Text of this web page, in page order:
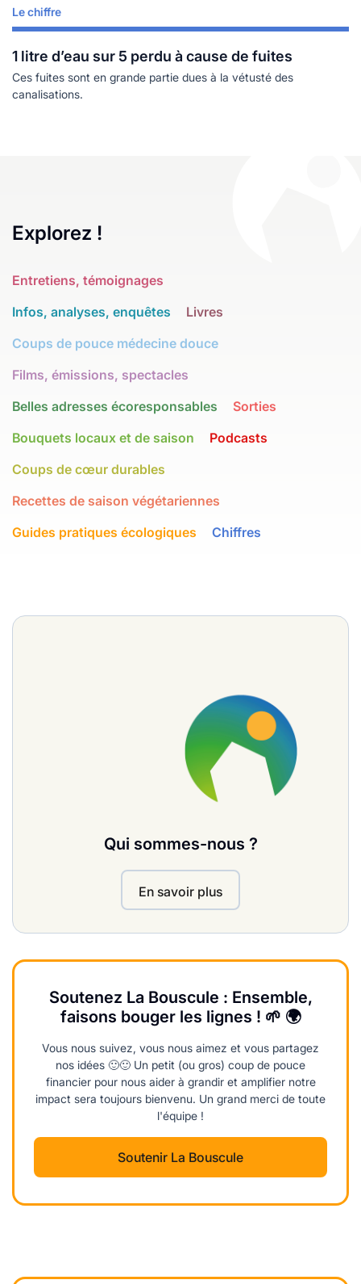
Le chiffre
1 litre d’eau sur 5 perdu à cause de fuites
Ces fuites sont en grande partie dues à la vétusté des
canalisations.
Lire plus
Explorez !
Entretiens, témoignages
Infos, analyses, enquêtes
Livres
Coups de pouce médecine douce
Films, émissions, spectacles
Belles adresses écoresponsables
Sorties
Bouquets locaux et de saison
Podcasts
Coups de cœur durables
Recettes de saison végétariennes
Guides pratiques écologiques
Chiffres
Qui sommes-nous ?
En savoir plus
Soutenez La Bouscule : Ensemble,
faisons bouger les lignes ! 🌱 🌍
Vous nous suivez, vous nous aimez et vous partagez
nos idées 🙂🙂 Un petit (ou gros) coup de pouce
financier pour nous aider à grandir et amplifier notre
impact sera toujours bienvenu. Un grand merci de toute
l'équipe !
Soutenir La Bouscule